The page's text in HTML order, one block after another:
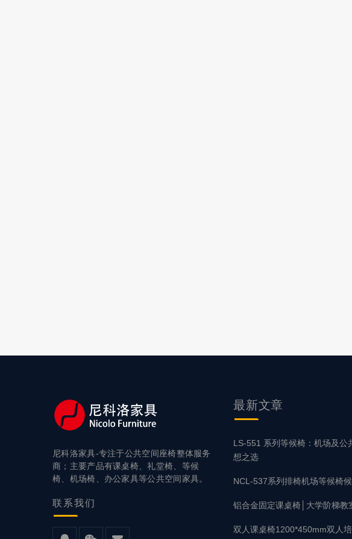
尼科洛家具-专注于公共空间座椅整体服务
商；主要产品有课桌椅、礼堂椅、等候
椅、机场椅、办公家具等公共空间家具。
联系我们
最新文章
LS-551 系列等候椅：机场及公
想之选
NCL-537系列排椅机场等候椅
铝合金固定课桌椅│大学阶梯教
双人课桌椅1200*450mm双人